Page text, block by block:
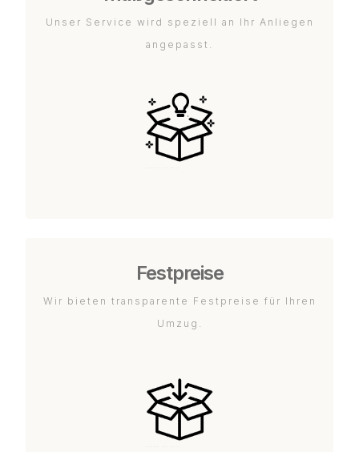
Unser Service wird speziell an Ihr Anliegen
angepasst.
Festpreise
Wir bieten transparente Festpreise für Ihren
Umzug.